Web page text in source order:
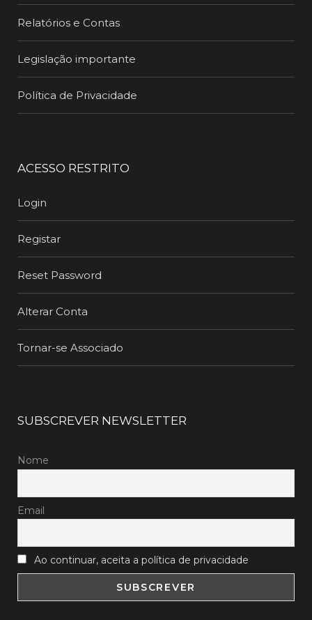
Relatórios e Contas
Legislação importante
Política de Privacidade
ACESSO RESTRITO
Login
Registar
Reset Password
Alterar Conta
Tornar-se Associado
SUBSCREVER NEWSLETTER
Nome
Email
Ao continuar, aceita a política de privacidade